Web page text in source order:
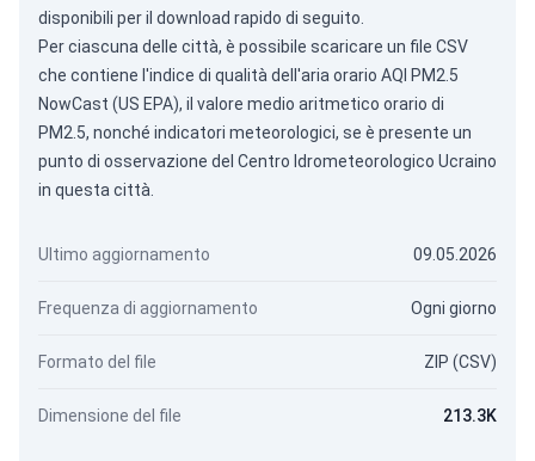
disponibili per il download rapido di seguito.
Per ciascuna delle città, è possibile scaricare un file CSV
che contiene l'indice di qualità dell'aria orario AQI PM2.5
NowCast (US EPA), il valore medio aritmetico orario di
PM2.5, nonché indicatori meteorologici, se è presente un
punto di osservazione del Centro Idrometeorologico Ucraino
in questa città.
Ultimo aggiornamento 09.05.2026
Frequenza di aggiornamento Ogni giorno
Formato del file ZIP (CSV)
Dimensione del file 213.3K